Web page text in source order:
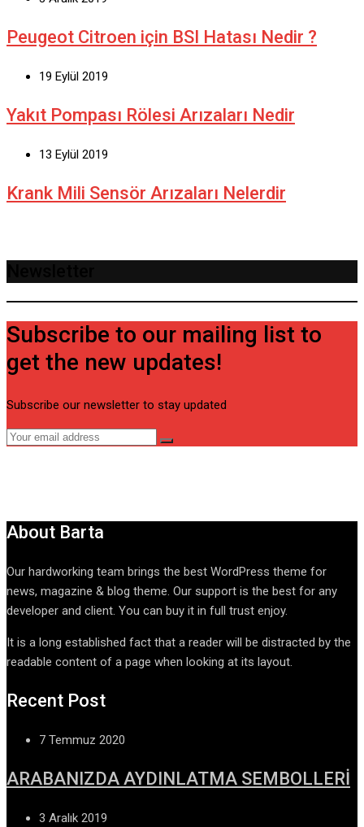
Peugeot Citroen için BSI Hatası Nedir ?
19 Eylül 2019
Yakıt Pompası Rölesi Arızaları Nedir
13 Eylül 2019
Krank Mili Sensör Arızaları Nelerdir
Subscribe to our mailing list to
get the new updates!
Subscribe our newsletter to stay updated
About Barta
Our hardworking team brings the best WordPress theme for
news, magazine & blog theme. Our support is the best for any
developer and client. You can buy it in full trust enjoy.
It is a long established fact that a reader will be distracted by the
readable content of a page when looking at its layout.
Recent Post
7 Temmuz 2020
ARABANIZDA AYDINLATMA SEMBOLLERİ
3 Aralık 2019